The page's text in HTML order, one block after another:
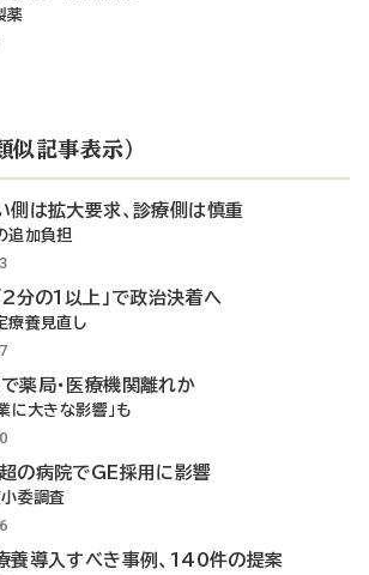
薬
似記事表示）
側は拡大要求、診療側は慎重
追加負担
2分の1以上」で政治決着へ
療養見直し
薬局・医療機関離れか
に大きな影響」も
の病院でGE採用に影響
委調査
療養導入すべき事例、140件の提案